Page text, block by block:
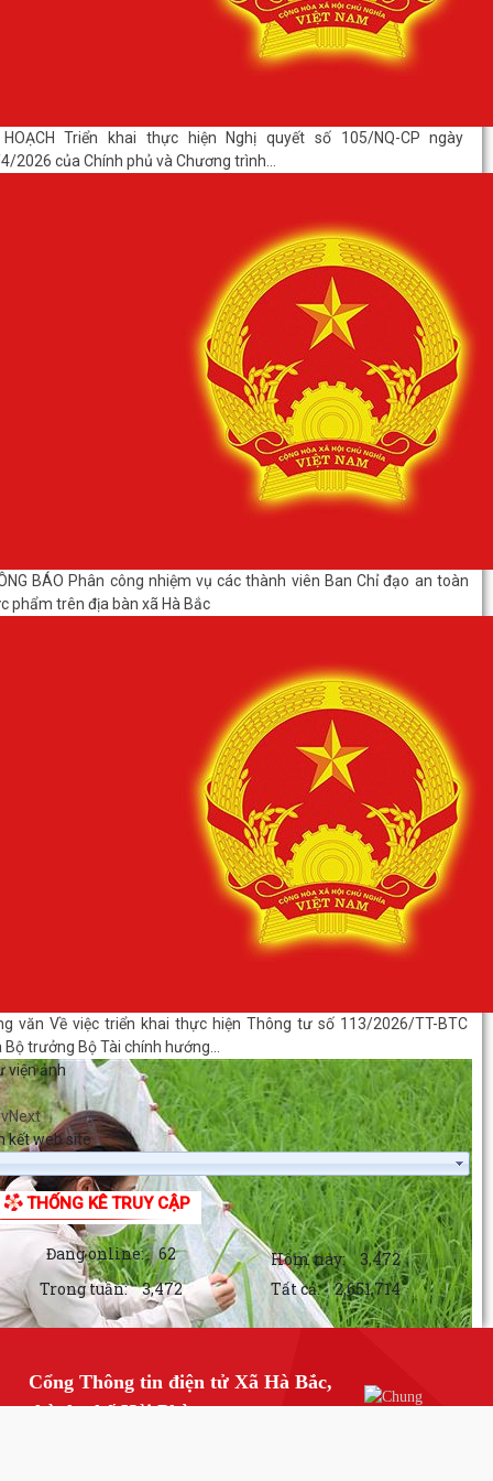
HOẠCH Triển khai thực hiện Nghị quyết số 105/NQ-CP ngày
2026 của Chính phủ và Chương trình...
BÁO Phân công nhiệm vụ các thành viên Ban Chỉ đạo an toàn
phẩm trên địa bàn xã Hà Bắc
văn Về việc triển khai thực hiện Thông tư số 113/2026/TT-BTC
Bộ trưởng Bộ Tài chính hướng...
viện ảnh